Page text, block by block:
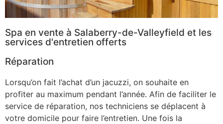
Spa en vente à Salaberry-de-Valleyfield et les
services d'entretien offerts
Réparation
Lorsqu’on fait l’achat d’un jacuzzi, on souhaite en
profiter au maximum pendant l’année. Afin de faciliter le
service de réparation, nos techniciens se déplacent à
votre domicile pour faire l’entretien. Une fois la